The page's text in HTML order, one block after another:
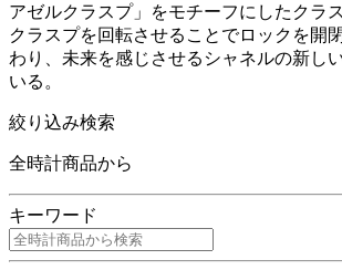
アゼルクラスプ」をモチーフにしたクラ
クラスプを回転させることでロックを開
わり、未来を感じさせるシャネルの新し
いる。
絞り込み検索
全時計商品から
キーワード